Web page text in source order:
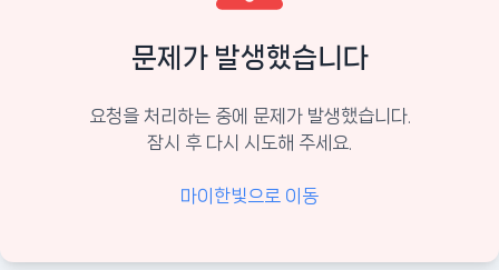
문제가 발생했습니다
요청을 처리하는 중에 문제가 발생했습니다.
잠시 후 다시 시도해 주세요.
마이한빛으로 이동